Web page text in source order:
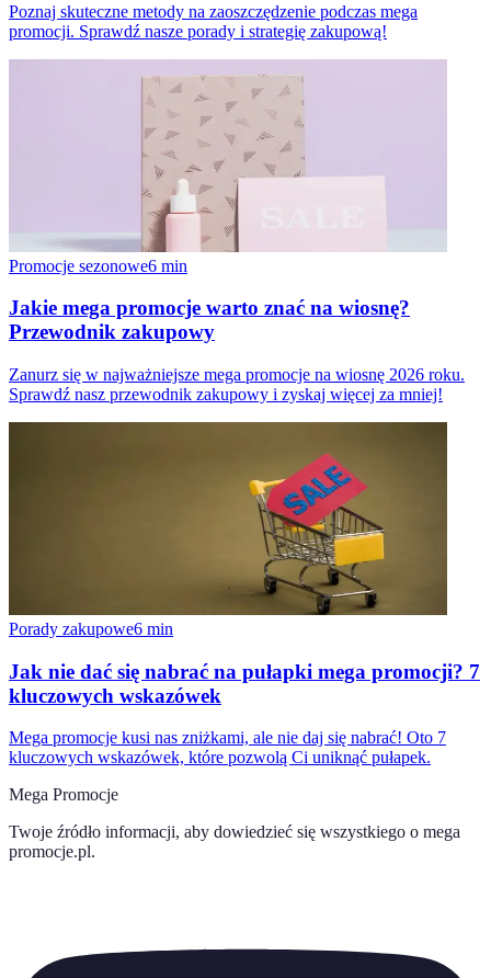
Poznaj skuteczne metody na zaoszczędzenie podczas mega
promocji. Sprawdź nasze porady i strategię zakupową!
Promocje sezonowe6 min
Jakie mega promocje warto znać na wiosnę?
Przewodnik zakupowy
Zanurz się w najważniejsze mega promocje na wiosnę 2026 roku.
Sprawdź nasz przewodnik zakupowy i zyskaj więcej za mniej!
Porady zakupowe6 min
Jak nie dać się nabrać na pułapki mega promocji? 7
kluczowych wskazówek
Mega promocje kusi nas zniżkami, ale nie daj się nabrać! Oto 7
kluczowych wskazówek, które pozwolą Ci uniknąć pułapek.
Mega Promocje
Twoje źródło informacji, aby dowiedzieć się wszystkiego o mega
promocje.pl.